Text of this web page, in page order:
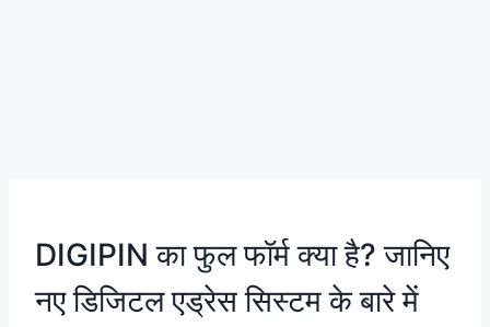
DIGIPIN का फुल फॉर्म क्या है? जानिए
नए डिजिटल एड्रेस सिस्टम के बारे में